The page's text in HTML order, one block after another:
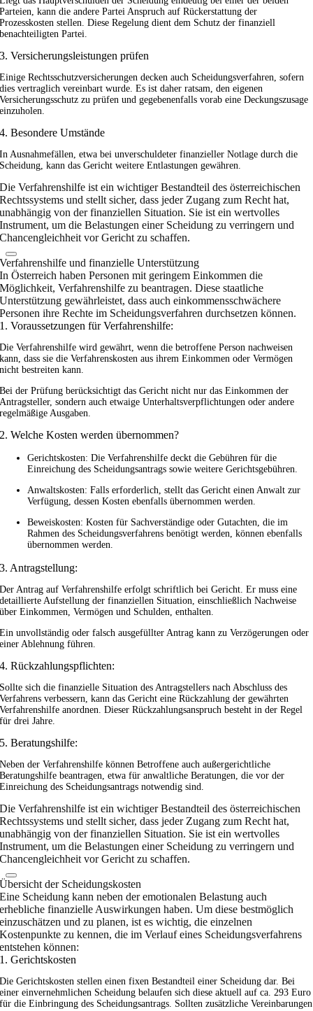
Parteien, kann die andere Partei Anspruch auf Rückerstattung der
Prozesskosten stellen. Diese Regelung dient dem Schutz der finanziell
benachteiligten Partei.
3. Versicherungsleistungen prüfen
Einige Rechtsschutzversicherungen decken auch Scheidungsverfahren, sofern
dies vertraglich vereinbart wurde. Es ist daher ratsam, den eigenen
Versicherungsschutz zu prüfen und gegebenenfalls vorab eine Deckungszusage
einzuholen.
4. Besondere Umstände
In Ausnahmefällen, etwa bei unverschuldeter finanzieller Notlage durch die
Scheidung, kann das Gericht weitere Entlastungen gewähren.
Die Verfahrenshilfe ist ein wichtiger Bestandteil des österreichischen
Rechtssystems und stellt sicher, dass jeder Zugang zum Recht hat,
unabhängig von der finanziellen Situation. Sie ist ein wertvolles
Instrument, um die Belastungen einer Scheidung zu verringern und
Chancengleichheit vor Gericht zu schaffen.
Verfahrenshilfe und finanzielle Unterstützung
In Österreich haben Personen mit geringem Einkommen die
Möglichkeit, Verfahrenshilfe zu beantragen. Diese staatliche
Unterstützung gewährleistet, dass auch einkommensschwächere
Personen ihre Rechte im Scheidungsverfahren durchsetzen können.
1. Voraussetzungen für Verfahrenshilfe:
Die Verfahrenshilfe wird gewährt, wenn die betroffene Person nachweisen
kann, dass sie die Verfahrenskosten aus ihrem Einkommen oder Vermögen
nicht bestreiten kann.
Bei der Prüfung berücksichtigt das Gericht nicht nur das Einkommen der
Antragsteller, sondern auch etwaige Unterhaltsverpflichtungen oder andere
regelmäßige Ausgaben.
2. Welche Kosten werden übernommen?
Gerichtskosten: Die Verfahrenshilfe deckt die Gebühren für die
Einreichung des Scheidungsantrags sowie weitere Gerichtsgebühren.
Anwaltskosten: Falls erforderlich, stellt das Gericht einen Anwalt zur
Verfügung, dessen Kosten ebenfalls übernommen werden.
Beweiskosten: Kosten für Sachverständige oder Gutachten, die im
Rahmen des Scheidungsverfahrens benötigt werden, können ebenfalls
übernommen werden.
3. Antragstellung:
Der Antrag auf Verfahrenshilfe erfolgt schriftlich bei Gericht. Er muss eine
detaillierte Aufstellung der finanziellen Situation, einschließlich Nachweise
über Einkommen, Vermögen und Schulden, enthalten.
Ein unvollständig oder falsch ausgefüllter Antrag kann zu Verzögerungen oder
einer Ablehnung führen.
4. Rückzahlungspflichten:
Sollte sich die finanzielle Situation des Antragstellers nach Abschluss des
Verfahrens verbessern, kann das Gericht eine Rückzahlung der gewährten
Verfahrenshilfe anordnen. Dieser Rückzahlungsanspruch besteht in der Regel
für drei Jahre.
5. Beratungshilfe:
Neben der Verfahrenshilfe können Betroffene auch außergerichtliche
Beratungshilfe beantragen, etwa für anwaltliche Beratungen, die vor der
Einreichung des Scheidungsantrags notwendig sind.
Die Verfahrenshilfe ist ein wichtiger Bestandteil des österreichischen
Rechtssystems und stellt sicher, dass jeder Zugang zum Recht hat,
unabhängig von der finanziellen Situation. Sie ist ein wertvolles
Instrument, um die Belastungen einer Scheidung zu verringern und
Chancengleichheit vor Gericht zu schaffen.
Übersicht der Scheidungskosten
Eine Scheidung kann neben der emotionalen Belastung auch
erhebliche finanzielle Auswirkungen haben. Um diese bestmöglich
einzuschätzen und zu planen, ist es wichtig, die einzelnen
Kostenpunkte zu kennen, die im Verlauf eines Scheidungsverfahrens
entstehen können:
1. Gerichtskosten
Die Gerichtskosten stellen einen fixen Bestandteil einer Scheidung dar. Bei
einer einvernehmlichen Scheidung belaufen sich diese aktuell auf ca. 293 Euro
für die Einbringung des Scheidungsantrags. Sollten zusätzliche Vereinbarungen